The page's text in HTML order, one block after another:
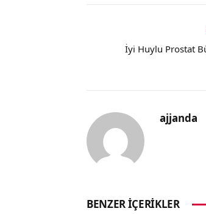
İyi Huylu Prostat
ajjanda
BENZER İÇERIKLER